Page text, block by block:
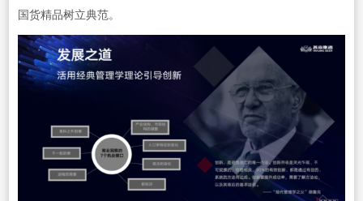
国货精品树立典范。